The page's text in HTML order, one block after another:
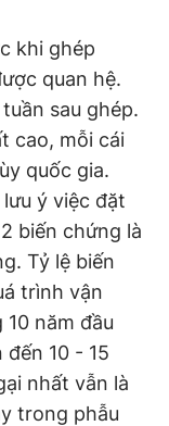
khi ghép
quan hệ.
sau ghép.
cao, mỗi cái
quốc gia.
lưu ý việc đặt
biến chứng là
Tỷ lệ biến
trình vận
năm đầu
10 - 15
nhất vẫn là
trong phẫu